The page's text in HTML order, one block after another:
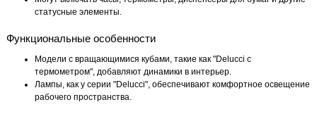
статусные элементы.
Функциональные особенности
Модели с вращающимися кубами, такие как "Delucci с
термометром", добавляют динамики в интерьер.
Лампы, как у серии "Delucci", обеспечивают комфортное освещение
рабочего пространства.